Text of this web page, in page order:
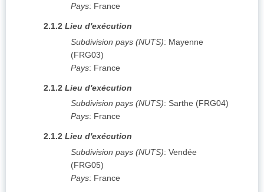
Pays: France
2.1.2 Lieu d'exécution
Subdivision pays (NUTS): Mayenne
(FRG03)
Pays: France
2.1.2 Lieu d'exécution
Subdivision pays (NUTS): Sarthe (FRG04)
Pays: France
2.1.2 Lieu d'exécution
Subdivision pays (NUTS): Vendée
(FRG05)
Pays: France